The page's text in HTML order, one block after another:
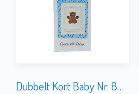
Dubbelt Kort Baby Nr. 862C